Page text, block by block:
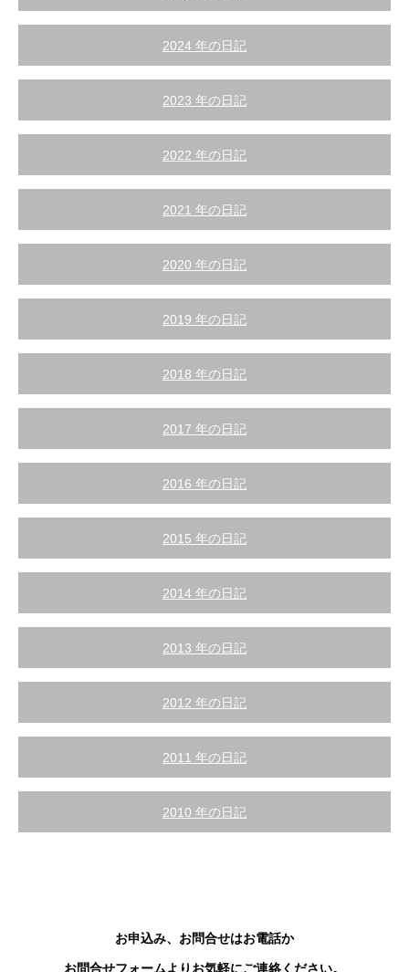
2024 年の日記
2023 年の日記
2022 年の日記
2021 年の日記
2020 年の日記
2019 年の日記
2018 年の日記
2017 年の日記
2016 年の日記
2015 年の日記
2014 年の日記
2013 年の日記
2012 年の日記
2011 年の日記
2010 年の日記
お申込み、お問合せはお電話か
お問合せフォームよりお気軽にご連絡ください。